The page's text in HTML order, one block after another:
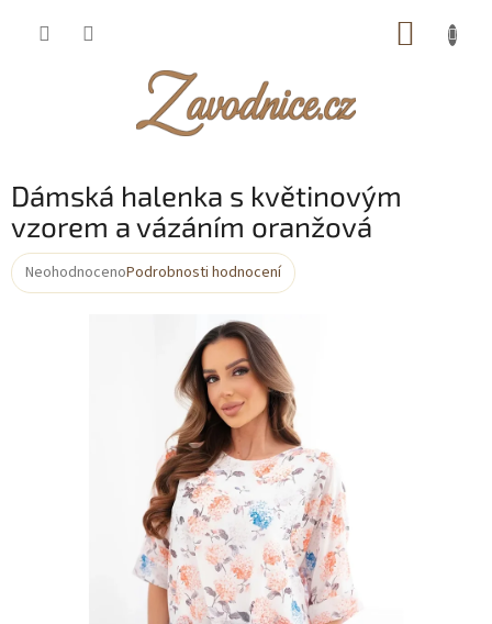
Dámská halenka s květinovým
vzorem a vázáním oranžová
Průměrné
NeohodnocenoPodrobnosti hodnocení